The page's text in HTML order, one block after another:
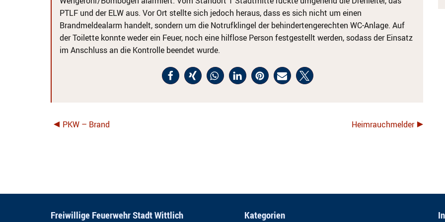
PTLF und der ELW aus. Vor Ort stellte sich jedoch heraus, dass es sich nicht um einen
Brandmeldealarm handelt, sondern um die Notrufklingel der behindertengerechten WC-Anlage. Auf
der Toilette konnte weder ein Feuer, noch eine hilflose Person festgestellt werden, sodass der Einsatz
im Anschluss an die Kontrolle beendet wurde.
PKW – Brand Heimrauchmelder
Freiwillige Feuerwehr Stadt Wittlich Kategorien